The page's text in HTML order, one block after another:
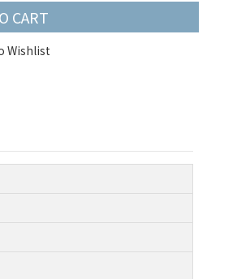
CART
Wishlist